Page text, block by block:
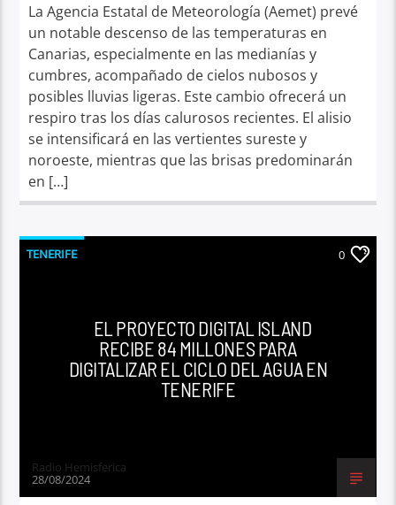
La Agencia Estatal de Meteorología (Aemet) prevé
un notable descenso de las temperaturas en
Canarias, especialmente en las medianías y
cumbres, acompañado de cielos nubosos y
posibles lluvias ligeras. Este cambio ofrecerá un
respiro tras los días calurosos recientes. El alisio
se intensificará en las vertientes sureste y
noroeste, mientras que las brisas predominarán
en […]
TENERIFE 0
EL PROYECTO DIGITAL ISLAND
RECIBE 84 MILLONES PARA
DIGITALIZAR EL CICLO DEL AGUA EN
TENERIFE
Radio Hemisferica
28/08/2024